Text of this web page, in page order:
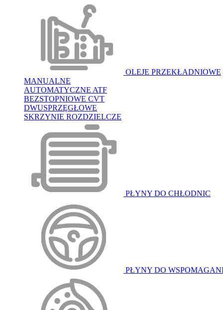
OLEJE PRZEKŁADNIOWE
MANUALNE
AUTOMATYCZNE ATF
BEZSTOPNIOWE CVT
DWUSPRZĘGŁOWE
SKRZYNIE ROZDZIELCZE
PŁYNY DO CHŁODNIC
PŁYNY DO